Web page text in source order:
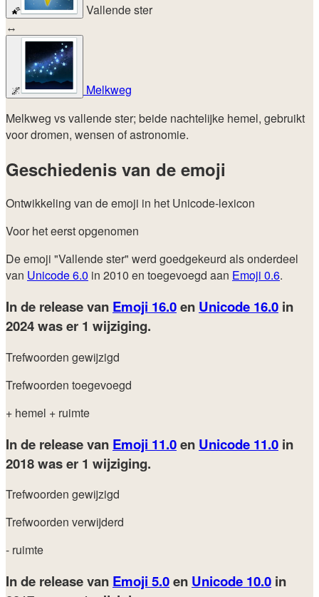
🌠
Vallende ster
↔
🌌
Melkweg
Melkweg vs vallende ster; beide nachtelijke hemel, gebruikt
voor dromen, wensen of astronomie.
Geschiedenis van de emoji
Ontwikkeling van de emoji in het Unicode-lexicon
Voor het eerst opgenomen
De emoji "Vallende ster" werd goedgekeurd als onderdeel
van Unicode 6.0 in 2010 en toegevoegd aan Emoji 0.6.
In de release van Emoji 16.0en Unicode 16.0 in
2024was er 1 wijziging.
Trefwoorden gewijzigd
Trefwoorden toegevoegd
+ hemel + ruimte
In de release van Emoji 11.0en Unicode 11.0 in
2018was er 1 wijziging.
Trefwoorden gewijzigd
Trefwoorden verwijderd
- ruimte
In de release van Emoji 5.0en Unicode 10.0 in